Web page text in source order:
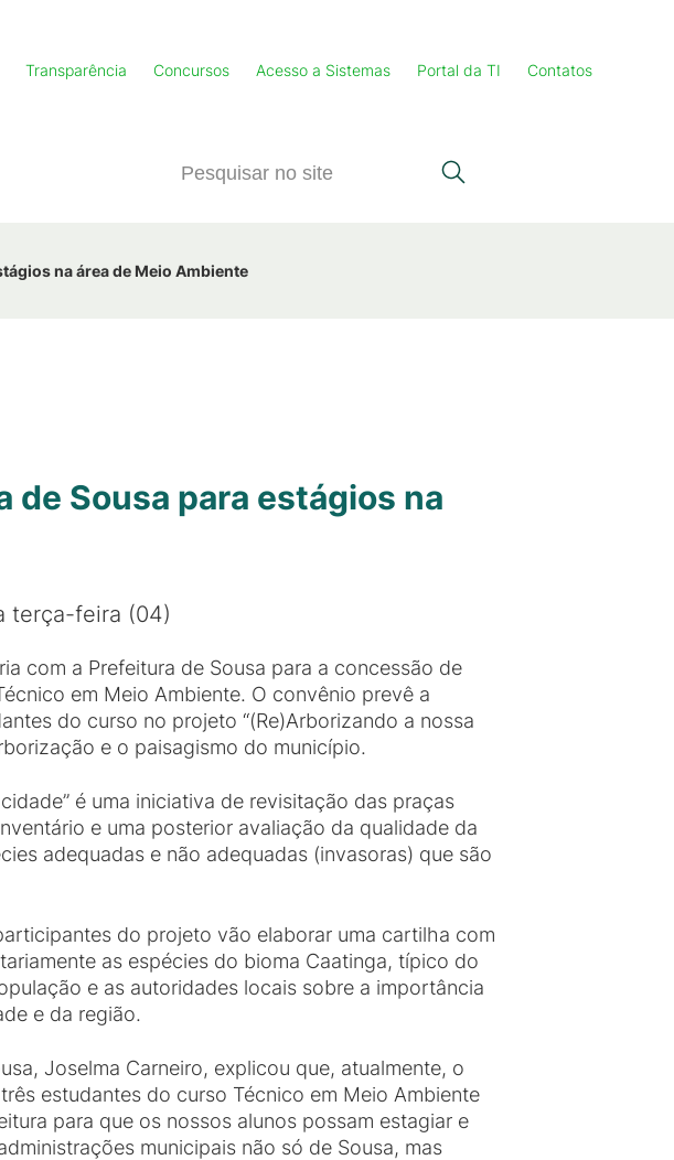
Transparência Concursos Acesso a Sistemas Portal da TI Contatos
na área de Meio Ambiente
de Sousa para estágios na
terça-feira (04)
com a Prefeitura de Sousa para a concessão de
em Meio Ambiente. O convênio prevê a
do curso no projeto “(Re)Arborizando a nossa
e o paisagismo do município.
é uma iniciativa de revisitação das praças
e uma posterior avaliação da qualidade da
adequadas e não adequadas (invasoras) que são
do projeto vão elaborar uma cartilha com
as espécies do bioma Caatinga, típico do
e as autoridades locais sobre a importância
e da região.
Joselma Carneiro, explicou que, atualmente, o
estudantes do curso Técnico em Meio Ambiente
para que os nossos alunos possam estagiar e
municipais não só de Sousa, mas